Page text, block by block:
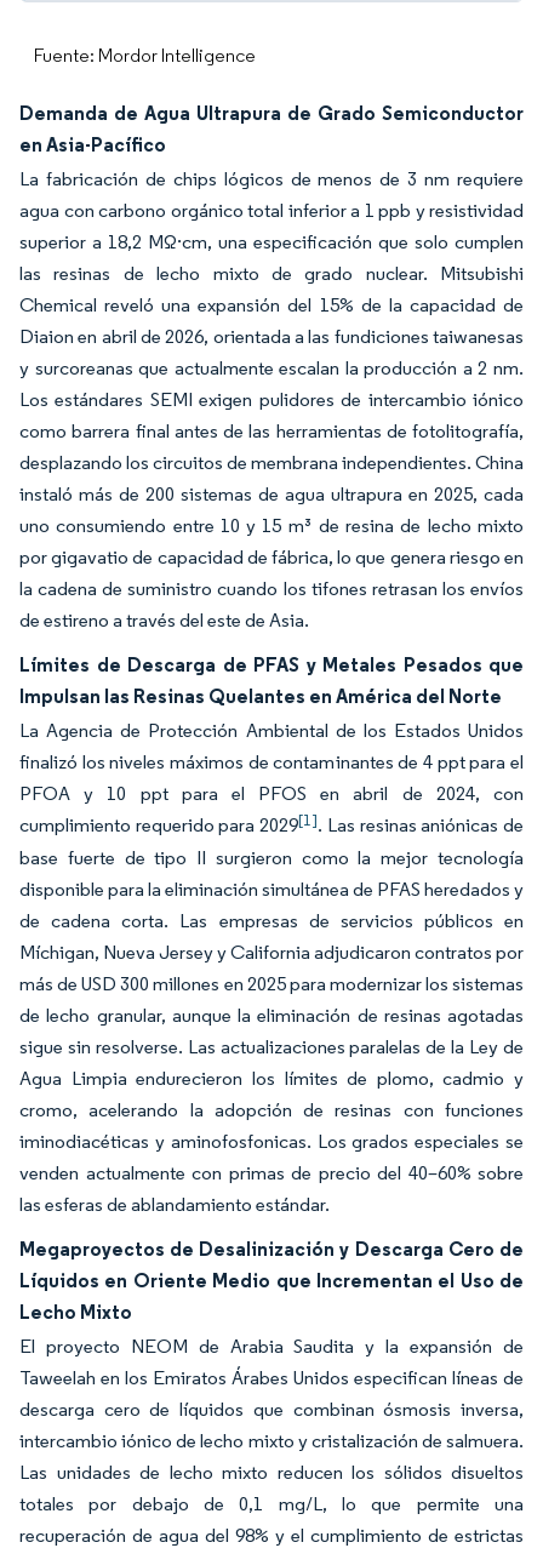
Fuente: Mordor Intelligence
Demanda de Agua Ultrapura de Grado Semiconductor
en Asia-Pacífico
La fabricación de chips lógicos de menos de 3 nm requiere
agua con carbono orgánico total inferior a 1 ppb y resistividad
superior a 18,2 MΩ·cm, una especificación que solo cumplen
las resinas de lecho mixto de grado nuclear. Mitsubishi
Chemical reveló una expansión del 15% de la capacidad de
Diaion en abril de 2026, orientada a las fundiciones taiwanesas
y surcoreanas que actualmente escalan la producción a 2 nm.
Los estándares SEMI exigen pulidores de intercambio iónico
como barrera final antes de las herramientas de fotolitografía,
desplazando los circuitos de membrana independientes. China
instaló más de 200 sistemas de agua ultrapura en 2025, cada
uno consumiendo entre 10 y 15 m³ de resina de lecho mixto
por gigavatio de capacidad de fábrica, lo que genera riesgo en
la cadena de suministro cuando los tifones retrasan los envíos
de estireno a través del este de Asia.
Límites de Descarga de PFAS y Metales Pesados que
Impulsan las Resinas Quelantes en América del Norte
La Agencia de Protección Ambiental de los Estados Unidos
finalizó los niveles máximos de contaminantes de 4 ppt para el
PFOA y 10 ppt para el PFOS en abril de 2024, con
cumplimiento requerido para 2029[1]. Las resinas aniónicas de
base fuerte de tipo II surgieron como la mejor tecnología
disponible para la eliminación simultánea de PFAS heredados y
de cadena corta. Las empresas de servicios públicos en
Míchigan, Nueva Jersey y California adjudicaron contratos por
más de USD 300 millones en 2025 para modernizar los sistemas
de lecho granular, aunque la eliminación de resinas agotadas
sigue sin resolverse. Las actualizaciones paralelas de la Ley de
Agua Limpia endurecieron los límites de plomo, cadmio y
cromo, acelerando la adopción de resinas con funciones
iminodiacéticas y aminofosfonicas. Los grados especiales se
venden actualmente con primas de precio del 40–60% sobre
las esferas de ablandamiento estándar.
Megaproyectos de Desalinización y Descarga Cero de
Líquidos en Oriente Medio que Incrementan el Uso de
Lecho Mixto
El proyecto NEOM de Arabia Saudita y la expansión de
Taweelah en los Emiratos Árabes Unidos especifican líneas de
descarga cero de líquidos que combinan ósmosis inversa,
intercambio iónico de lecho mixto y cristalización de salmuera.
Las unidades de lecho mixto reducen los sólidos disueltos
totales por debajo de 0,1 mg/L, lo que permite una
recuperación de agua del 98% y el cumplimiento de estrictas